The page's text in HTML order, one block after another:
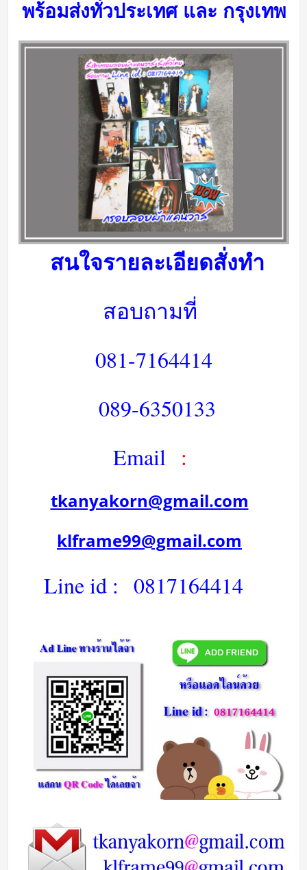
พร้อมส่งทั่วประเทศ และ กรุงเทพ
สนใจรายละเอียดสั่งทำ
สอบถามที่
081-7164414
089-6350133
Email
:
tkanyakorn@gmail.com
klframe99@gmail.com
Line id : 0817164414